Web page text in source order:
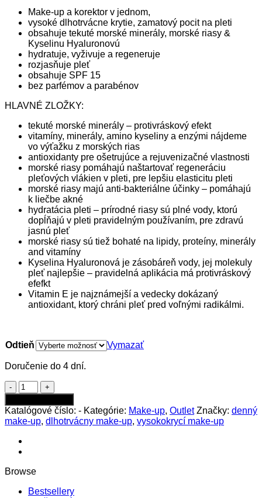
Make-up a korektor v jednom,
vysoké dlhotrvácne krytie, zamatový pocit na pleti
obsahuje tekuté morské minerály, morské riasy &
Kyselinu Hyaluronovú
hydratuje, vyživuje a regeneruje
rozjasňuje pleť
obsahuje SPF 15
bez parfémov a parabénov
HLAVNÉ ZLOŽKY:
tekuté morské minerály – protivráskový efekt
vitamíny, minerály, amino kyseliny a enzými nájdeme
vo výťažku z morských rias
antioxidanty pre ošetrujúce a rejuvenizačné vlastnosti
morské riasy pomáhajú naštartovať regeneráciu
pleťových vlákien v pleti, pre lepšiu elasticitu pleti
morské riasy majú anti-bakteriálne účinky – pomáhajú
k liečbe akné
hydratácia pleti – prírodné riasy sú plné vody, ktorú
dopĺňajú v pleti pravidelným používaním, pre zdravú
jasnú pleť
morské riasy sú tiež bohaté na lipidy, proteíny, minerály
and vitamíny
Kyselina Hyaluronová je zásobáreň vody, jej molekuly
pleť najlepšie – pravidelná aplikácia má protivráskový
efefkt
Vitamin E je najznámejší a vedecky dokázaný
antioxidant, ktorý chráni pleť pred voľnými radikálmi.
Odtieň Vymazať
Doručenie do 4 dní.
množstvo
Gosh
Foundation
Plus+
Katalógové číslo: - Kategórie: Make-up, Outlet Značky: denný
make-up, dlhotrvácny make-up, vysokokrycí make-up
Browse
Bestsellery